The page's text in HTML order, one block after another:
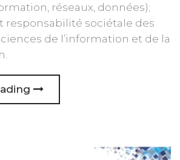
réseaux, données);
responsabilité sociétale des
de l’information et de la